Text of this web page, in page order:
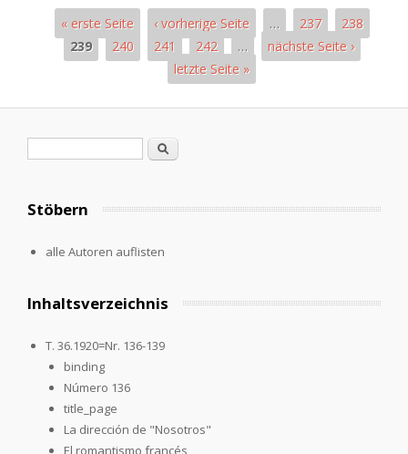
« erste Seite ‹ vorherige Seite … 237
238
239
240 241 242 …
nächste Seite ›
letzte Seite »
Search
Stöbern
alle Autoren auflisten
Inhaltsverzeichnis
T. 36.1920=Nr. 136-139
binding
Número 136
title_page
La dirección de "Nosotros"
El romantismo francés